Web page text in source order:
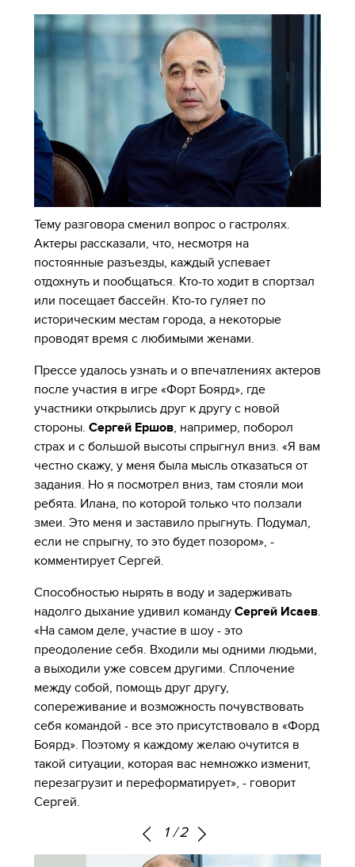
Тему разговора сменил вопрос о гастролях.
Актеры рассказали, что, несмотря на
постоянные разъезды, каждый успевает
отдохнуть и пообщаться. Кто-то ходит в спортзал
или посещает бассейн. Кто-то гуляет по
историческим местам города, а некоторые
проводят время с любимыми женами.
Прессе удалось узнать и о впечатлениях актеров
после участия в игре «Форт Боярд», где
участники открылись друг к другу с новой
стороны. Сергей Ершов, например, поборол
страх и с большой высоты спрыгнул вниз. «Я вам
честно скажу, у меня была мысль отказаться от
задания. Но я посмотрел вниз, там стояли мои
ребята. Илана, по которой только что ползали
змеи. Это меня и заставило прыгнуть. Подумал,
если не спрыгну, то это будет позором», -
комментирует Сергей.
Способностью нырять в воду и задерживать
надолго дыхание удивил команду Сергей Исаев.
«На самом деле, участие в шоу - это
преодоление себя. Входили мы одними людьми,
а выходили уже совсем другими. Сплочение
между собой, помощь друг другу,
сопереживание и возможность почувствовать
себя командой - все это присутствовало в «Форд
Боярд». Поэтому я каждому желаю очутится в
такой ситуации, которая вас немножко изменит,
перезагрузит и переформатирует», - говорит
Сергей.
1/2